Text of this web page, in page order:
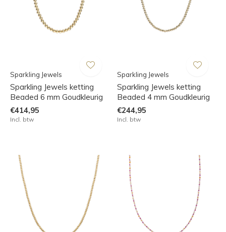
Sparkling Jewels
Sparkling Jewels ketting
Beaded 6 mm Goudkleurig
€414,95
Incl. btw
Sparkling Jewels
Sparkling Jewels ketting
Beaded 4 mm Goudkleurig
€244,95
Incl. btw